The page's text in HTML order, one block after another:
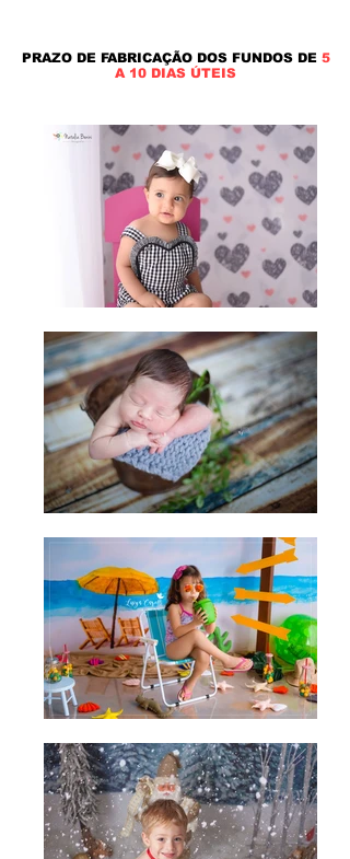
PRAZO DE FABRICAÇÃO DOS FUNDOS DE 5
A 10 DIAS ÚTEIS